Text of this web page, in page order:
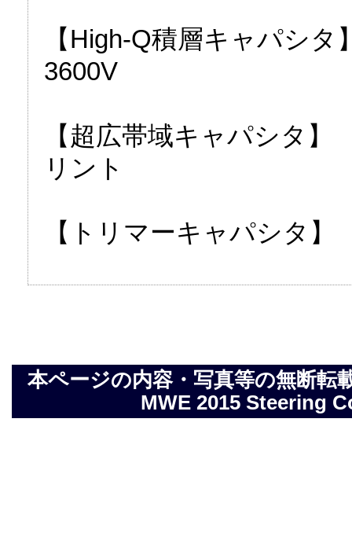
【High-Q積層キャパシ
3600V
【超広帯域キャパシタ
リント
【トリマーキャパシタ
本ページの内容・写真等の無断
MWE 2015 Steering